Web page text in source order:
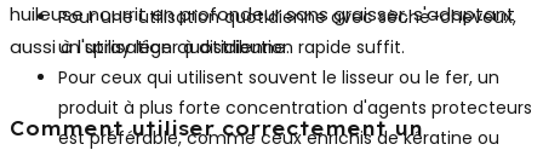
huileuse nourrit en profondeur sans graisser, s'adaptant
aussi à l'utilisation quotidienne.
Pour une utilisation quotidienne avec sèche-cheveux,
un spray léger à distribution rapide suffit.
Pour ceux qui utilisent souvent le lisseur ou le fer, un
produit à plus forte concentration d'agents protecteurs
est préférable, comme ceux enrichis de kératine ou
Comment utiliser correctement un